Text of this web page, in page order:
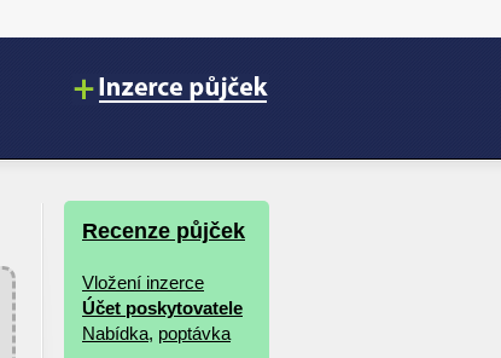
Recenze půjček
Vložení inzerce
Účet poskytovatele
Nabídka, poptávka